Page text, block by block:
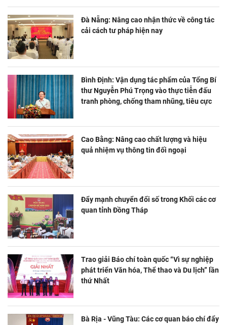
Đà Nẵng: Nâng cao nhận thức về công tác
cải cách tư pháp hiện nay
Bình Định: Vận dụng tác phẩm của Tổng Bí
thư Nguyễn Phú Trọng vào thực tiễn đấu
tranh phòng, chống tham nhũng, tiêu cực
Cao Bằng: Nâng cao chất lượng và hiệu
quả nhiệm vụ thông tin đối ngoại
Đẩy mạnh chuyển đổi số trong Khối các cơ
quan tỉnh Đồng Tháp
Trao giải Báo chí toàn quốc “Vì sự nghiệp
phát triển Văn hóa, Thể thao và Du lịch” lần
thứ Nhất
Bà Rịa - Vũng Tàu: Các cơ quan báo chí đẩy